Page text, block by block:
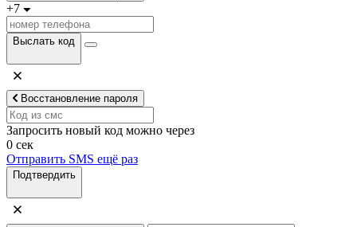
+7
Выслать код
Восстановление пароля
Запросить новый код можно через
0 сек
Отправить SMS ещё раз
Подтвердить